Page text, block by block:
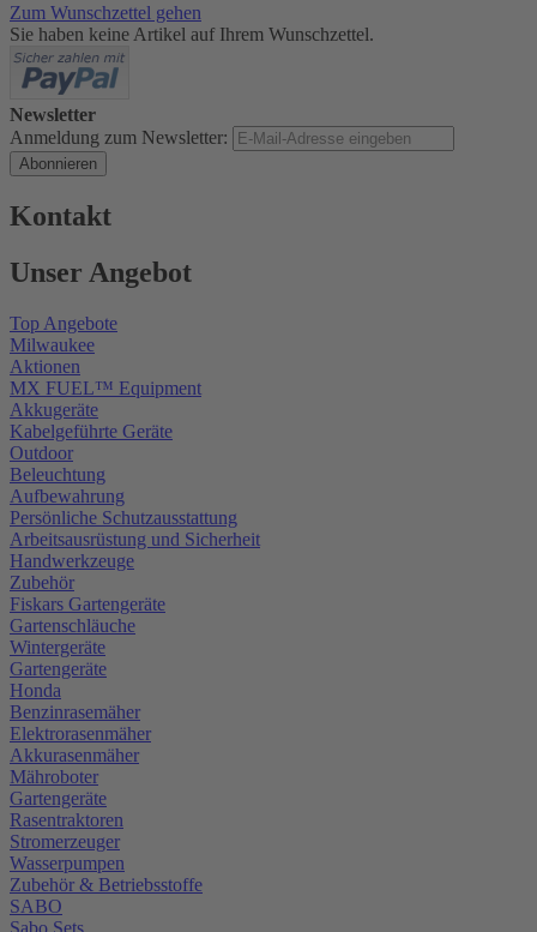
Zum Wunschzettel gehen
Sie haben keine Artikel auf Ihrem Wunschzettel.
Newsletter
Anmeldung zum Newsletter:
Abonnieren
Kontakt
Unser Angebot
Top Angebote
Milwaukee
Aktionen
MX FUEL™ Equipment
Akkugeräte
Kabelgeführte Geräte
Outdoor
Beleuchtung
Aufbewahrung
Persönliche Schutzausstattung
Arbeitsausrüstung und Sicherheit
Handwerkzeuge
Zubehör
Fiskars Gartengeräte
Gartenschläuche
Wintergeräte
Gartengeräte
Honda
Benzinrasemäher
Elektrorasenmäher
Akkurasenmäher
Mähroboter
Gartengeräte
Rasentraktoren
Stromerzeuger
Wasserpumpen
Zubehör & Betriebsstoffe
SABO
Sabo Sets